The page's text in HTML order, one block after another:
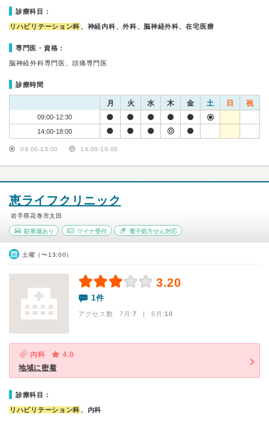
診療科目：
リハビリテーション科 、神経内科、外科、脳神経外科、在宅医療
専門医・資格：
脳神経外科専門医、頭痛専門医
診療時間
月 火 水 木 金 土 日 祝
09:00-12:30
14:00-18:00
09:00-13:00 14:00-16:00
恵ライフクリニック
岩手県花巻市太田
駐車場あり マイナ受付 電子処方せん対応
土曜（〜13:00）
3.20
1件
アクセス数 7月:7 | 6月:10
内科
4.0
地域に密着
診療科目：
リハビリテーション科 、内科